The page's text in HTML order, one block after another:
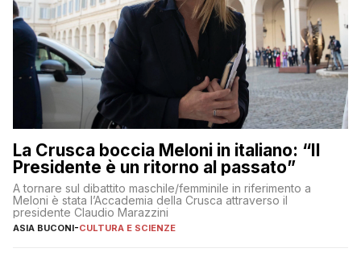
La Crusca boccia Meloni in italiano: “Il
Presidente è un ritorno al passato”
A tornare sul dibattito maschile/femminile in riferimento a
Meloni è stata l’Accademia della Crusca attraverso il
presidente Claudio Marazzini
ASIA BUCONI-CULTURA E SCIENZE